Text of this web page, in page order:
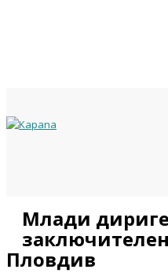
Млади
Пловдив
Year
Month
Year
Month